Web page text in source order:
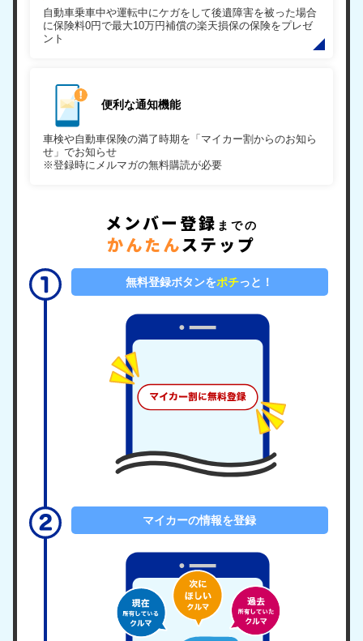
自動車乗車中や運転中にケガをして後遺障害を被った場合
に保険料0円で最大10万円補償の楽天損保の保険をプレゼ
ント
便利な通知機能
車検や自動車保険の満了時期を「マイカー割からのお知ら
せ」でお知らせ
※登録時にメルマガの無料購読が必要
メンバー登録 までの
かんたんステップ
無料登録ボタンをポチっと！
マイカーの情報を登録